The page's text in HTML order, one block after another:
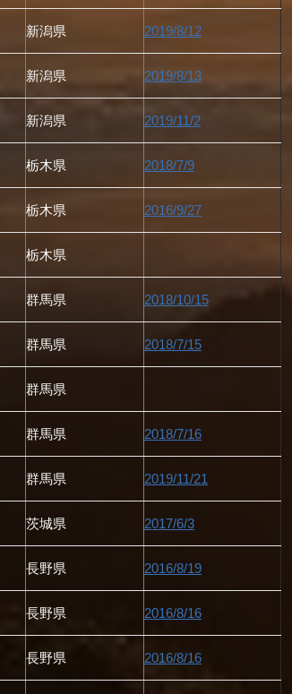
新潟県 2019/8/12
新潟県 2019/8/13
新潟県 2019/11/2
栃木県 2018/7/9
栃木県 2016/9/27
栃木県
群馬県 2018/10/15
群馬県 2018/7/15
群馬県
群馬県 2018/7/16
群馬県 2019/11/21
茨城県 2017/6/3
長野県 2016/8/19
長野県 2016/8/16
長野県 2016/8/16